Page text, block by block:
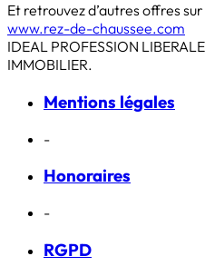
Et retrouvez d’autres offres sur
www.rez-de-chaussee.com
IDEAL PROFESSION
IMMOBILIER.
Mentions légales
-
Honoraires
-
RGPD